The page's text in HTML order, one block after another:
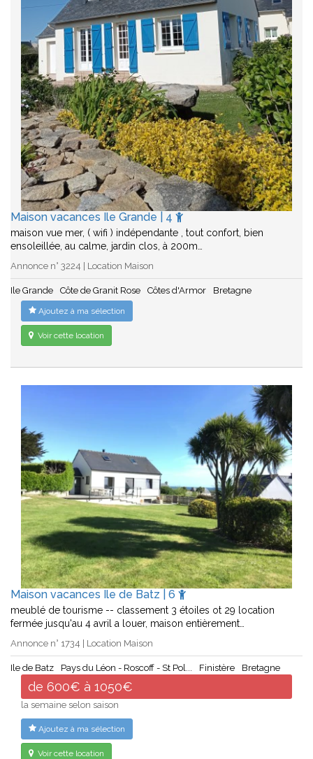
Maison vacances Ile Grande | 4
maison vue mer, ( wifi ) indépendante , tout confort, bien
ensoleillée, au calme, jardin clos, à 200m…
Annonce n° 3224 | Location Maison
Ile Grande Côte de Granit Rose Côtes d'Armor Bretagne
Ajoutez à ma sélection
Voir cette location
Maison vacances Ile de Batz | 6
meublé de tourisme -- classement 3 étoiles ot 29 location
fermée jusqu'au 4 avril a louer, maison entièrement…
Annonce n° 1734 | Location Maison
Ile de Batz Pays du Léon - Roscoff - St Pol... Finistère Bretagne
de 600€ à 1050€
la semaine selon saison
Ajoutez à ma sélection
Voir cette location